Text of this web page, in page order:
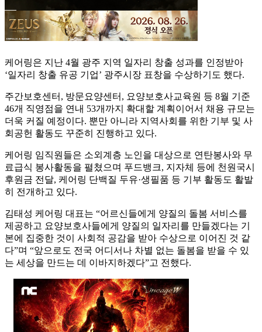
케어링은 지난 4월 광주 지역 일자리 창출 성과를 인정받아
‘일자리 창출 유공 기업’ 광주시장 표창을 수상하기도 했다.
주간보호센터, 방문요양센터, 요양보호사교육원 등 8월 기준
46개 직영점을 연내 53개까지 확대할 계획이어서 채용 규모는
더욱 커질 예정이다. 뿐만 아니라 지역사회를 위한 기부 및 사
회공헌 활동도 꾸준히 진행하고 있다.
케어링 임직원들은 소외계층 노인을 대상으로 연탄봉사와 무
료급식 봉사활동을 펼쳤으며 푸드뱅크, 지자체 등에 천원국시
후원금 전달, 케어링 단백질 두유·생필품 등 기부 활동도 활발
히 전개하고 있다.
김태성 케어링 대표는 “어르신들에게 양질의 돌봄 서비스를
제공하고 요양보호사들에게 양질의 일자리를 만들겠다는 기
본에 집중한 것이 사회적 공감을 받아 수상으로 이어진 것 같
다”며 “앞으로도 전국 어디서나 차별 없는 돌봄을 받을 수 있
는 세상을 만드는 데 이바지하겠다”고 전했다.